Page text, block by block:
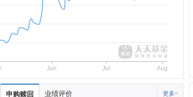
Jun Jul Aug
申购赎回 业绩评价 更多>